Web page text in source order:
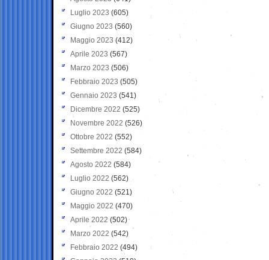
Luglio 2023 (605)
Giugno 2023 (560)
Maggio 2023 (412)
Aprile 2023 (567)
Marzo 2023 (506)
Febbraio 2023 (505)
Gennaio 2023 (541)
Dicembre 2022 (525)
Novembre 2022 (526)
Ottobre 2022 (552)
Settembre 2022 (584)
Agosto 2022 (584)
Luglio 2022 (562)
Giugno 2022 (521)
Maggio 2022 (470)
Aprile 2022 (502)
Marzo 2022 (542)
Febbraio 2022 (494)